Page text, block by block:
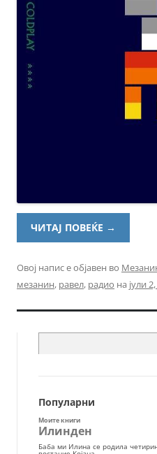
ЧИТАЈ ПОВЕЌЕ →
Овој напис е објавен во
мезанин, равел, радио на јули
за:
Популарни